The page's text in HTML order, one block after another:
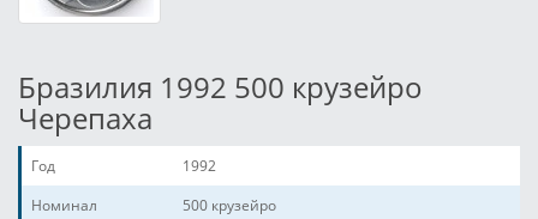
Бразилия 1992 500 крузейро
Черепаха
Год
1992
Номинал
500 крузейро